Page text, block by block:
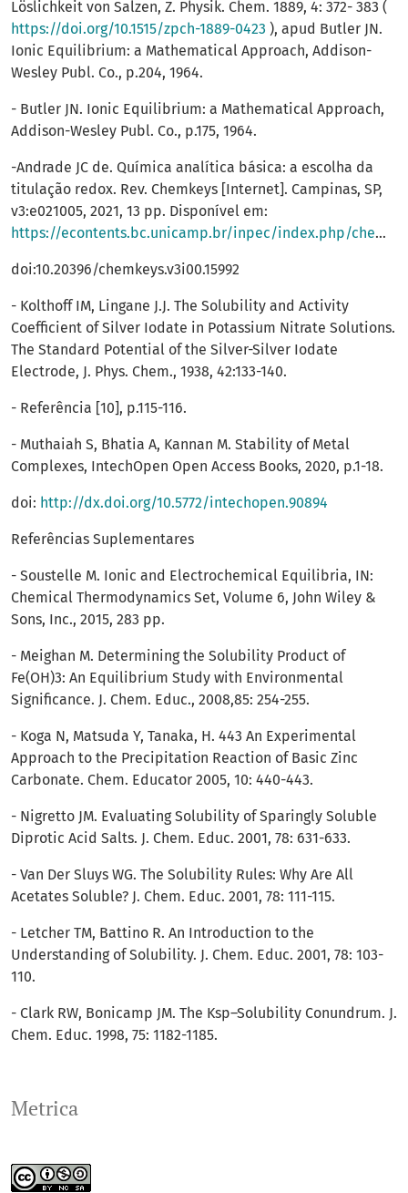
Metrica
Löslichkeit von Salzen, Z. Physik. Chem. 1889, 4: 372- 383 (
https://doi.org/10.1515/zpch-1889-0423 ), apud Butler JN.
Ionic Equilibrium: a Mathematical Approach, Addison-
Wesley Publ. Co., p.204, 1964.
- Butler JN. Ionic Equilibrium: a Mathematical Approach,
Addison-Wesley Publ. Co., p.175, 1964.
-Andrade JC de. Química analítica básica: a escolha da
titulação redox. Rev. Chemkeys [Internet]. Campinas, SP,
v3:e021005, 2021, 13 pp. Disponível em:
https://econtents.bc.unicamp.br/inpec/index.php/chemkeys/article/view/15992
doi:10.20396/chemkeys.v3i00.15992
- Kolthoff IM, Lingane J.J. The Solubility and Activity
Coefficient of Silver Iodate in Potassium Nitrate Solutions.
The Standard Potential of the Silver-Silver Iodate
Electrode, J. Phys. Chem., 1938, 42:133-140.
- Referência [10], p.115-116.
- Muthaiah S, Bhatia A, Kannan M. Stability of Metal
Complexes, IntechOpen Open Access Books, 2020, p.1-18.
doi: http://dx.doi.org/10.5772/intechopen.90894
Referências Suplementares
- Soustelle M. Ionic and Electrochemical Equilibria, IN:
Chemical Thermodynamics Set, Volume 6, John Wiley &
Sons, Inc., 2015, 283 pp.
- Meighan M. Determining the Solubility Product of
Fe(OH)3: An Equilibrium Study with Environmental
Significance. J. Chem. Educ., 2008,85: 254-255.
- Koga N, Matsuda Y, Tanaka, H. 443 An Experimental
Approach to the Precipitation Reaction of Basic Zinc
Carbonate. Chem. Educator 2005, 10: 440-443.
- Nigretto JM. Evaluating Solubility of Sparingly Soluble
Diprotic Acid Salts. J. Chem. Educ. 2001, 78: 631-633.
- Van Der Sluys WG. The Solubility Rules: Why Are All
Acetates Soluble? J. Chem. Educ. 2001, 78: 111-115.
- Letcher TM, Battino R. An Introduction to the
Understanding of Solubility. J. Chem. Educ. 2001, 78: 103-
110.
- Clark RW, Bonicamp JM. The Ksp–Solubility Conundrum. J.
Chem. Educ. 1998, 75: 1182-1185.